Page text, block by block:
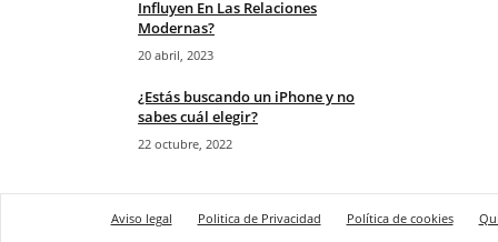
Influyen En Las Relaciones
Modernas?
20 abril, 2023
¿Estás buscando un iPhone y no
sabes cuál elegir?
22 octubre, 2022
Aviso legal Politica de Privacidad Política de cookies